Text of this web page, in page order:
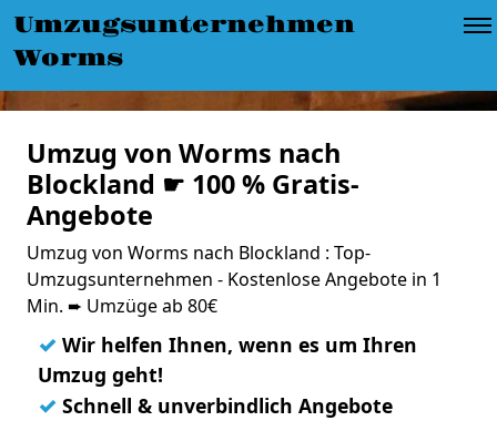
Umzugsunternehmen
Worms
Umzug von Worms nach
Blockland ☛ 100 % Gratis-
Angebote
Umzug von Worms nach Blockland : Top-
Umzugsunternehmen - Kostenlose Angebote in 1
Min. ➨ Umzüge ab 80€
✓ Wir helfen Ihnen, wenn es um Ihren
Umzug geht!
✓ Schnell & unverbindlich Angebote